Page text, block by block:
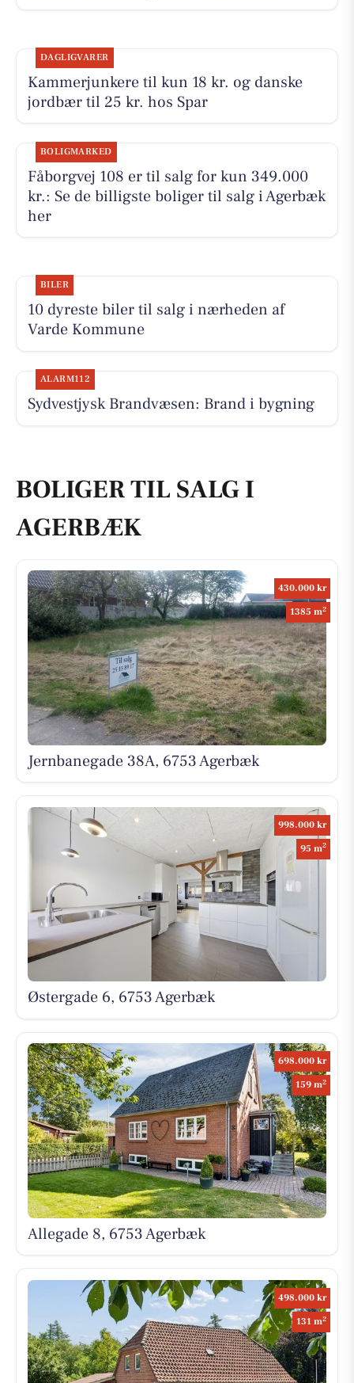
DAGLIGVARER
Kammerjunkere til kun 18 kr. og danske
jordbær til 25 kr. hos Spar
BOLIGMARKED
Fåborgvej 108 er til salg for kun 349.000
kr.: Se de billigste boliger til salg i Agerbæk
her
BILER
10 dyreste biler til salg i nærheden af
Varde Kommune
ALARM112
Sydvestjysk Brandvæsen: Brand i bygning
BOLIGER TIL SALG I
AGERBÆK
430.000 kr
1385 m2
Jernbanegade 38A, 6753 Agerbæk
998.000 kr
95 m2
Østergade 6, 6753 Agerbæk
698.000 kr
159 m2
Allegade 8, 6753 Agerbæk
498.000 kr
131 m2